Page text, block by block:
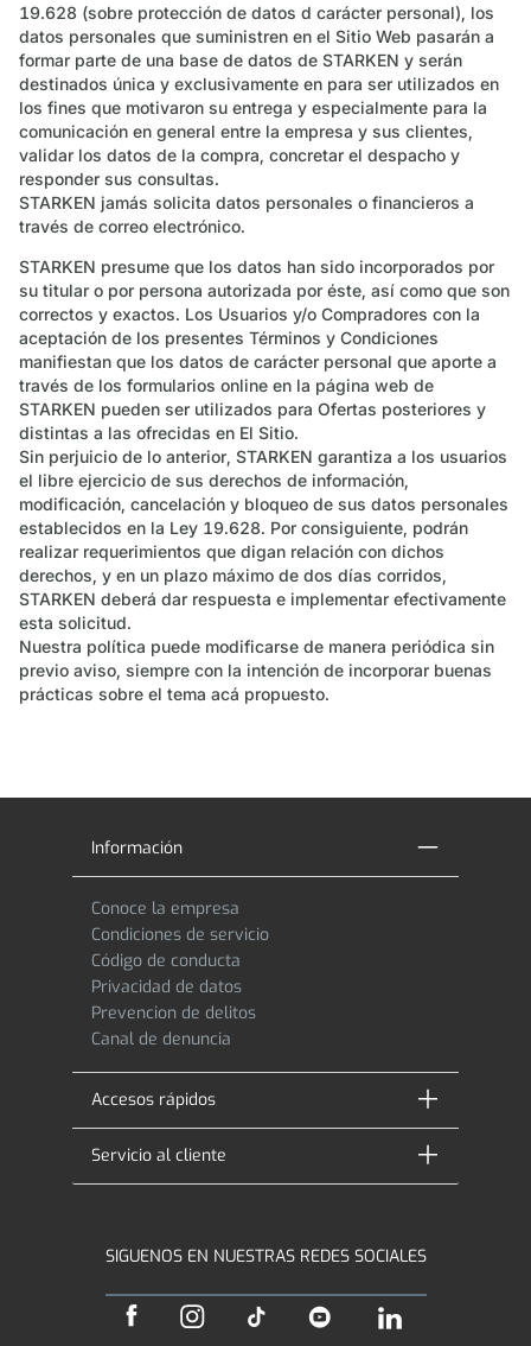
19.628 (sobre protección de datos d carácter personal), los
datos personales que suministren en el Sitio Web pasarán a
formar parte de una base de datos de STARKEN y serán
destinados única y exclusivamente en para ser utilizados en
los fines que motivaron su entrega y especialmente para la
comunicación en general entre la empresa y sus clientes,
validar los datos de la compra, concretar el despacho y
responder sus consultas.
STARKEN jamás solicita datos personales o financieros a
través de correo electrónico.
STARKEN presume que los datos han sido incorporados por
su titular o por persona autorizada por éste, así como que son
correctos y exactos. Los Usuarios y/o Compradores con la
aceptación de los presentes Términos y Condiciones
manifiestan que los datos de carácter personal que aporte a
través de los formularios online en la página web de
STARKEN pueden ser utilizados para Ofertas posteriores y
distintas a las ofrecidas en El Sitio.
Sin perjuicio de lo anterior, STARKEN garantiza a los usuarios
el libre ejercicio de sus derechos de información,
modificación, cancelación y bloqueo de sus datos personales
establecidos en la Ley 19.628. Por consiguiente, podrán
realizar requerimientos que digan relación con dichos
derechos, y en un plazo máximo de dos días corridos,
STARKEN deberá dar respuesta e implementar efectivamente
esta solicitud.
Nuestra política puede modificarse de manera periódica sin
previo aviso, siempre con la intención de incorporar buenas
prácticas sobre el tema acá propuesto.
Información
Conoce la empresa
Condiciones de servicio
Código de conducta
Privacidad de datos
Prevencion de delitos
Canal de denuncia
Accesos rápidos
Servicio al cliente
SIGUENOS EN NUESTRAS REDES SOCIALES